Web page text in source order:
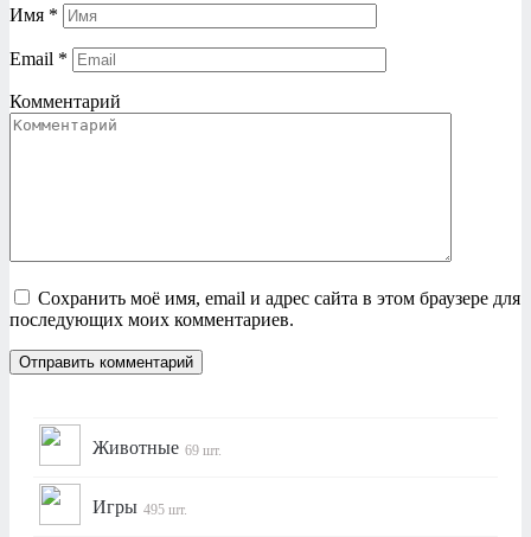
Имя *
Email *
Комментарий
Сохранить моё имя, email и адрес сайта в этом браузере для
последующих моих комментариев.
Животные 69 шт.
Игры 495 шт.